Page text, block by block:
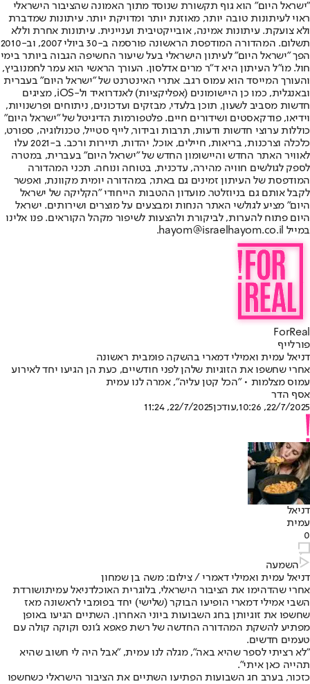
"ישראל היום" הוא גוף תקשורת שנוסד מתוך האמונה שהציבור הישראלי
ראוי לעיתונות טובה יותר, מאוזנת יותר ומדויקת יותר. עיתונות שמדברת
ולא צועקת. עיתונות אמינה, אובייקטיבית ועניינית. עיתונות אחרת וללא
תשלום. המהדורה המודפסת הראשונה פורסמה ב-30 ביולי 2007, וב-2010
הפך "ישראל היום" לעיתון הישראלי בעל שיעור החשיפה הגבוה ביותר בימי
חול. מו"ל העיתון היא ד"ר מרים אדלסון. העורך הראשי הוא עמר לחמנוביץ,
והעורך המייסד הוא עמוס רגב. אתרי האינטרנט של "ישראל היום" בעברית
ובאנגלית, כמו כן היישומונים (אפליקציות) לאנדרואיד ול-iOS, מציגים
חדשות מסביב לשעון, תוכן בלעדי, מבזקים ועדכונים, ניתוחים ופרשנויות,
וידיאו, פודקאסטים ושידורים חיים. פלטפורמות הדיגיטל של "ישראל היום"
כוללות ערוצי חדשות ודעות, תרבות ובידור, לייף סטייל, טכנולוגיה, ספורט,
כלכלה וצרכנות, בריאות, חיילים, אוכל, יהדות, תיירות ורכב. ב-2021 עלו
לאוויר האתר החדש והיישומון החדש של "ישראל היום" בעברית, במטרה
לספק לגולשים חוויה מהירה, עדכנית, בטוחה ונוחה. תכני המהדורה
המודפסת של העיתון זמינים גם באתר, במהדורה יומית מקוונת, ואפשר
לקבל אותם גם בניוזלטר. מועדון ההטבות הייחודי "הקליקה של ישראל
היום" מציע לגולשי האתר הנחות ומבצעים על מוצרים ושירותים. ישראל
היום פתוח להערות, לביקורת ולהצעות לשיפור מקהל הקוראים. פנו אלינו
במייל hayom@israelhayom.co.il.
ForReal
פורלייף
דניאל עמית ואמילי דמארי בהשקה פומבית ראשונה
אחרי שחשפו את הזוגיות שלהן לפני חודשיים, כעת הן הגיעו יחד לאירוע
עמוס מצלמות • "הכל קטן עליה", אמרה לנו עמית
אסף הדר
22/7/2025, 10:26
,עודכן22/7/2025, 11:24
דניאל
עמית
0
השמעה
דניאל עמית ואמילי דאמרי / צילום: משה בן שמחון
אחרי שהדהימו את הציבור הישראלי, בלוגרית האוכלדניאל עמיתושורדת
השבי אמילי דמארי הופיעו הבוקר (שלישי) יחד בפומבי לראשונה מאז
שחשפו את זוגיותן בחג השבועות ביוני האחרון. השתיים הגיעו באופן
מפתיע להשקת המהדורה החדשה של רשת פאפא ג'ונס וקוקה קולה עם
טעמים חדשים.
"לא רציתי לספר שהיא באה", מגלה לנו עמית, "אבל היה לי חשוב שהיא
תהייה כאן איתי".
כזכור, בערב חג השבועות הפתיעו השתיים את הציבור הישראלי כשחשפו